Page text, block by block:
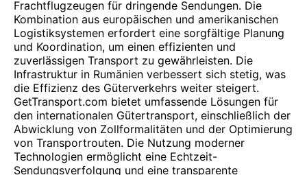
Frachtflugzeugen für dringende Sendungen. Die
Kombination aus europäischen und amerikanischen
Logistiksystemen erfordert eine sorgfältige Planung
und Koordination, um einen effizienten und
zuverlässigen Transport zu gewährleisten. Die
Infrastruktur in Rumänien verbessert sich stetig, was
die Effizienz des Güterverkehrs weiter steigert.
GetTransport.com bietet umfassende Lösungen für
den internationalen Gütertransport, einschließlich der
Abwicklung von Zollformalitäten und der Optimierung
von Transportrouten. Die Nutzung moderner
Technologien ermöglicht eine Echtzeit-
Sendungsverfolgung und eine transparente